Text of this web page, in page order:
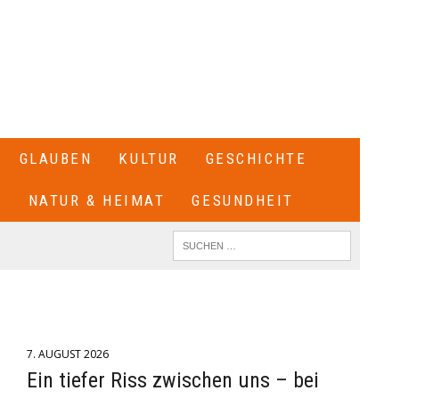
GLAUBEN KULTUR GESCHICHTE
NATUR & HEIMAT GESUNDHEIT
7. AUGUST 2026
Ein tiefer Riss zwischen uns – bei